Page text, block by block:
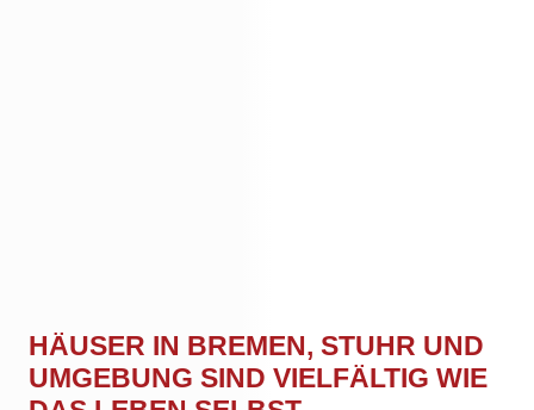
HÄUSER IN BREMEN, STUHR UND
UMGEBUNG SIND VIELFÄLTIG WIE